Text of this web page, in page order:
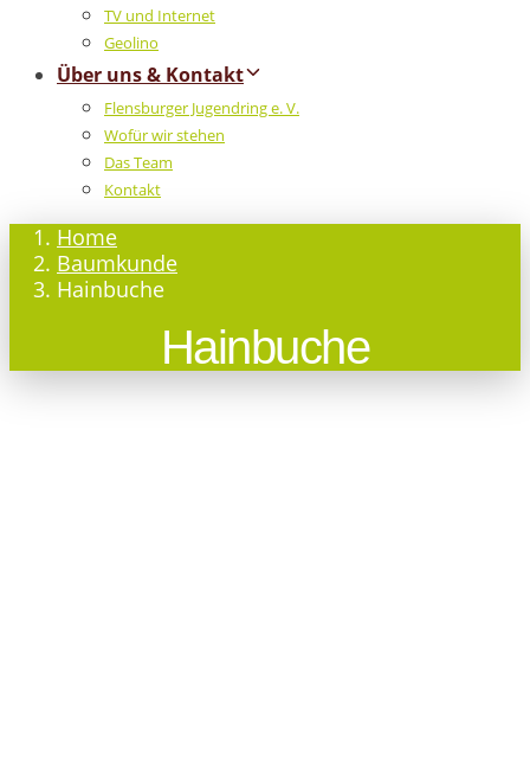
TV und Internet
Geolino
Über uns & Kontakt
Flensburger Jugendring e. V.
Wofür wir stehen
Das Team
Kontakt
Home
Baumkunde
Hainbuche
Hainbuche